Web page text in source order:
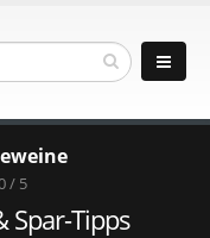
/ 5
Spar-Tipps